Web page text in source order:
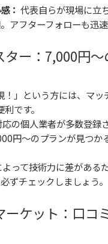
： 代表自らが現場に立
アフターフォローも迅速
ー：7,000円〜
！」という方には、マ
です。
の個人業者が多数登録
円〜のプランが見つか
って技術力に差がある
ずチェックしましょう。
ケット：口コ